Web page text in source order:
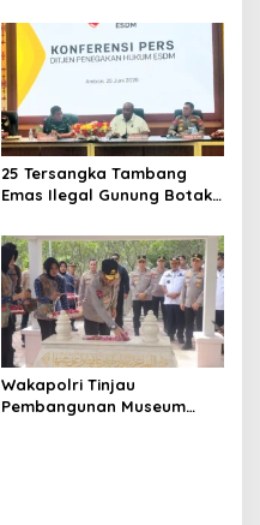
Profesionalisme dan
Pelayanan Publik
25 Tersangka Tambang
Emas Ilegal Gunung Botak
China
Wakapolri Tinjau
Pembangunan Museum